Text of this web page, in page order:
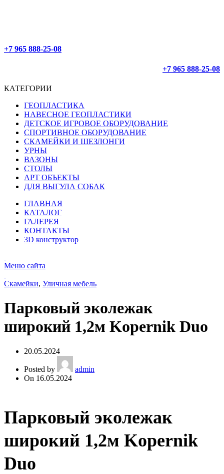
+7 965 888-25-08
+7 965 888-25-08
КАТЕГОРИИ
ГЕОПЛАСТИКА
НАВЕСНОЕ ГЕОПЛАСТИКИ
ДЕТСКОЕ ИГРОВОЕ ОБОРУДОВАНИЕ
СПОРТИВНОЕ ОБОРУДОВАНИЕ
СКАМЕЙКИ И ШЕЗЛОНГИ
УРНЫ
ВАЗОНЫ
СТОЛЫ
АРТ ОБЪЕКТЫ
ДЛЯ ВЫГУЛА СОБАК
ГЛАВНАЯ
КАТАЛОГ
ГАЛЕРЕЯ
КОНТАКТЫ
3D конструктор
Меню сайта
Скамейки, Уличная мебель
Парковый эколежак
широкий 1,2м Kopernik Duo
20.05.2024
Posted by
admin
On 16.05.2024
Парковый эколежак
широкий 1,2м Kopernik
Duo